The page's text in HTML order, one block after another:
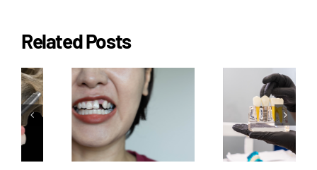
Related Posts
Rejeição de
implantes
dentários:
mito ou
zigomáticos:
a solução
para quem